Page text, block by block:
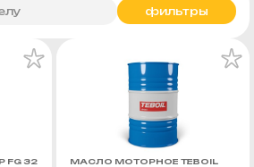
фильтры
FG 32
МАСЛО МОТОРНОЕ TEBOIL